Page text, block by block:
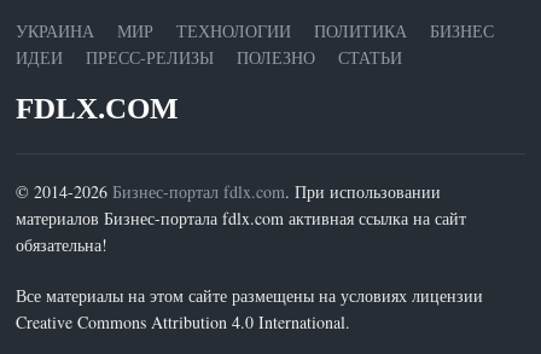
УКРАИНА МИР ТЕХНОЛОГИИ ПОЛИТИКА
БИЗНЕС
ИДЕИ
ПРЕСС-РЕЛИЗЫ ПОЛЕЗНО СТАТЬИ
FDLX.COM
© 2014-2026Бизнес-портал fdlx.com. При использовании
материалов Бизнес-портала fdlx.com активная ссылка на сайт
обязательна!
Все материалы на этом сайте размещены на условиях лицензии
Creative Commons Attribution 4.0 International.